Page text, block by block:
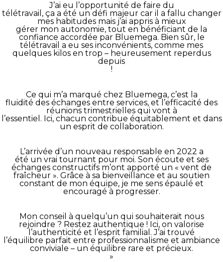
J’ai eu l’opportunité de faire du
télétravail, ça a été un défi majeur car il a fallu changer
mes habitudes mais j’ai appris à mieux
gérer mon autonomie, tout en bénéficiant de la
confiance accordée par Bluemega. Bien sûr, le
télétravail a eu ses inconvénients, comme mes
quelques kilos en trop – heureusement reperdus
depuis
!
Ce qui m’a marqué chez Bluemega, c’est la
fluidité des échanges entre services, et l’efficacité des
réunions trimestrielles qui vont à
l’essentiel. Ici, chacun contribue équitablement et dans
un esprit de collaboration.
L’arrivée d’un nouveau responsable en 2022 a
été un vrai tournant pour moi. Son écoute et ses
échanges constructifs m’ont apporté un « vent de
fraîcheur ». Grâce à sa bienveillance et au soutien
constant de mon équipe, je me sens épaulé et
encouragé à progresser.
Mon conseil à quelqu’un qui souhaiterait nous
rejoindre ? Restez authentique ! Ici, on valorise
l’authenticité et l’esprit familial. J’ai trouvé
l’équilibre parfait entre professionnalisme et ambiance
conviviale – un équilibre rare et précieux.
»